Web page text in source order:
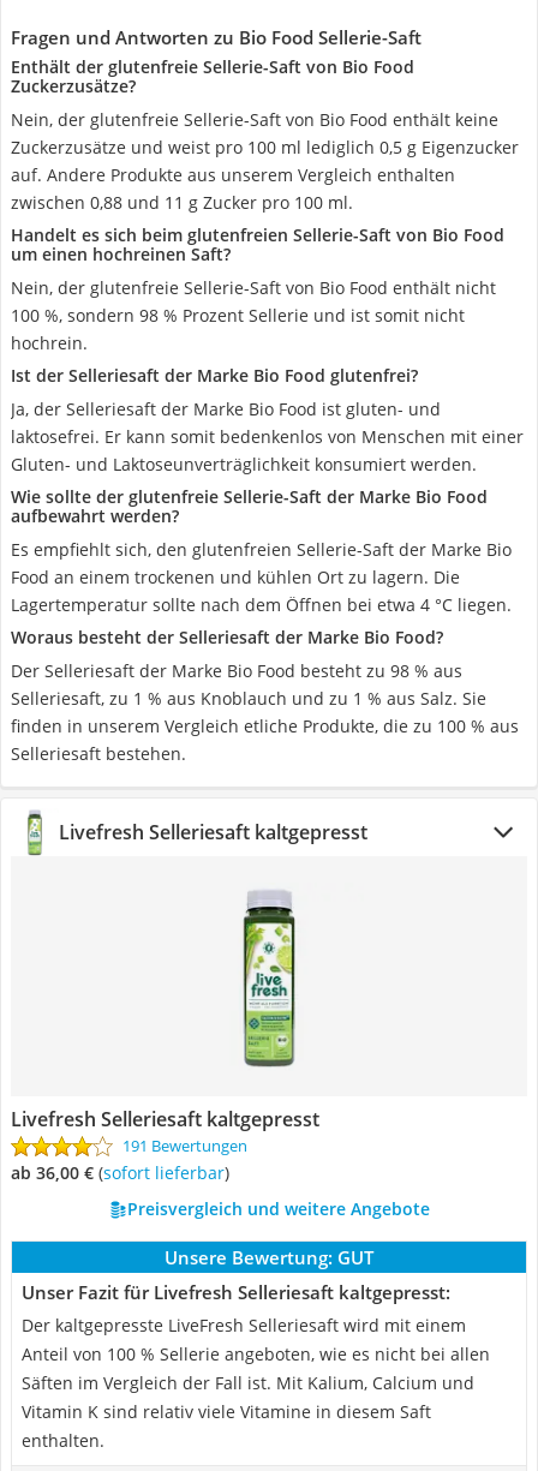
Fragen und Antworten zu Bio Food Sellerie-Saft
Enthält der glutenfreie Sellerie-Saft von Bio Food
Zuckerzusätze?
Nein, der glutenfreie Sellerie-Saft von Bio Food enthält keine
Zuckerzusätze und weist pro 100 ml lediglich 0,5 g Eigenzucker
auf. Andere Produkte aus unserem Vergleich enthalten
zwischen 0,88 und 11 g Zucker pro 100 ml.
Handelt es sich beim glutenfreien Sellerie-Saft von Bio Food
um einen hochreinen Saft?
Nein, der glutenfreie Sellerie-Saft von Bio Food enthält nicht
100 %, sondern 98 % Prozent Sellerie und ist somit nicht
hochrein.
Ist der Selleriesaft der Marke Bio Food glutenfrei?
Ja, der Selleriesaft der Marke Bio Food ist gluten- und
laktosefrei. Er kann somit bedenkenlos von Menschen mit einer
Gluten- und Laktoseunverträglichkeit konsumiert werden.
Wie sollte der glutenfreie Sellerie-Saft der Marke Bio Food
aufbewahrt werden?
Es empfiehlt sich, den glutenfreien Sellerie-Saft der Marke Bio
Food an einem trockenen und kühlen Ort zu lagern. Die
Lagertemperatur sollte nach dem Öffnen bei etwa 4 °C liegen.
Woraus besteht der Selleriesaft der Marke Bio Food?
Der Selleriesaft der Marke Bio Food besteht zu 98 % aus
Selleriesaft, zu 1 % aus Knoblauch und zu 1 % aus Salz. Sie
finden in unserem Vergleich etliche Produkte, die zu 100 % aus
Selleriesaft bestehen.
Livefresh Selleriesaft kaltgepresst
Livefresh Selleriesaft kaltgepresst
191 Bewertungen
ab 36,00 € ( Sofort lieferbar)
Preisvergleich und weitere Angebote
Unsere Bewertung: GUT
Unser Fazit für Livefresh Selleriesaft kaltgepresst:
Der kaltgepresste LiveFresh Selleriesaft wird mit einem
Anteil von 100 % Sellerie angeboten, wie es nicht bei allen
Säften im Vergleich der Fall ist. Mit Kalium, Calcium und
Vitamin K sind relativ viele Vitamine in diesem Saft
enthalten.